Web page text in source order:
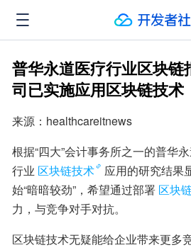
普华永道医疗行业区块链
司已实施应用区块链技术
来源：healthcareitnews
根据“四大”会计事务所之一的普华
行业 区块链技术
应用的研究结果
始“暗暗较劲”，希望通过部署 区块
力，与竞争对手对抗。
区块链技术无疑能给企业带来更多